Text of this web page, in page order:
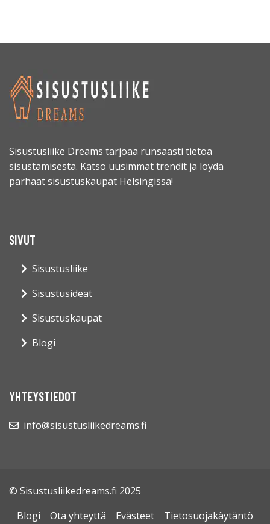
Sisustusliike Dreams tarjoaa runsaasti tietoa
sisustamisesta. Katso uusimmat trendit ja löydä
parhaat sisustuskaupat Helsingissä!
SIVUT
Sisustusliike
Sisustusideat
Sisustuskaupat
Blogi
YHTEYSTIEDOT
info@sisustusliikedreams.fi
© Sisustusliikedreams.fi 2025
Blogi
Ota yhteyttä Evästeet
Tietosuojakäytäntö